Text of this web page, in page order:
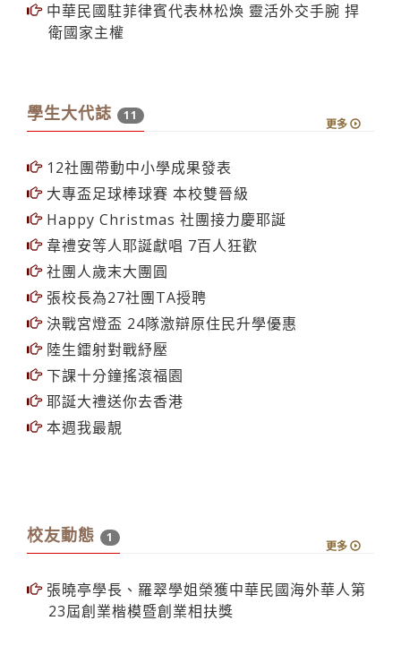
中華民國駐菲律賓代表林松煥 靈活外交手腕 捍
衛國家主權
學生大代誌 11
更多
12社團帶動中小學成果發表
大專盃足球棒球賽 本校雙晉級
Happy Christmas 社團接力慶耶誕
韋禮安等人耶誕獻唱 7百人狂歡
社團人歲末大團圓
張校長為27社團TA授聘
決戰宮燈盃 24隊激辯原住民升學優惠
陸生鐳射對戰紓壓
下課十分鐘搖滾福園
耶誕大禮送你去香港
本週我最靚
校友動態 1
更多
張曉亭學長、羅翠學姐榮獲中華民國海外華人第
23屆創業楷模暨創業相扶獎